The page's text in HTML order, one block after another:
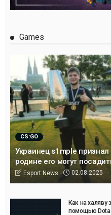
Games
CS:GO
Украинец s1mple
родине его могут
Esport News 02.08.2025
Как на халяву
помощью Dota